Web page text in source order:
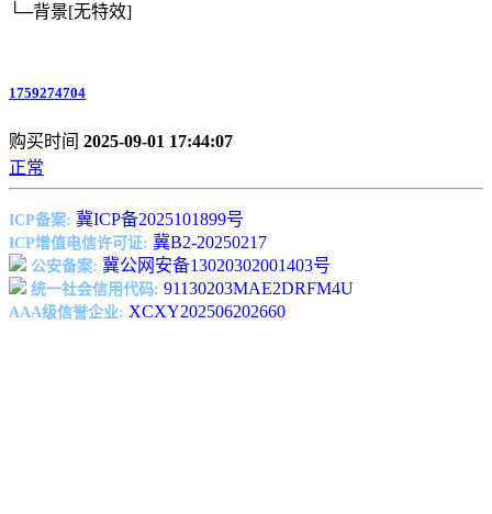
└─背景[无特效]
1759274704
购买时间 2025-09-01 17:44:07
正常
ICP备案: 冀ICP备2025101899号
ICP增值电信许可证: 冀B2-20250217
公安备案: 冀公网安备13020302001403号
统一社会信用代码: 91130203MAE2DRFM4U
AAA级信誉企业: XCXY202506202660